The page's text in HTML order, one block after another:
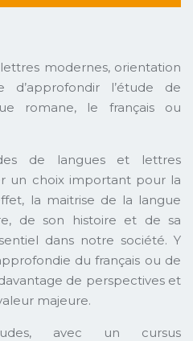
modernes, orientation
d’approfondir l’étude de
romane, le français ou
de langues et lettres
un choix important pour la
la maitrise de la langue
de son histoire et de sa
dans notre société. Y
du français ou de
de perspectives et
majeure.
avec un cursus